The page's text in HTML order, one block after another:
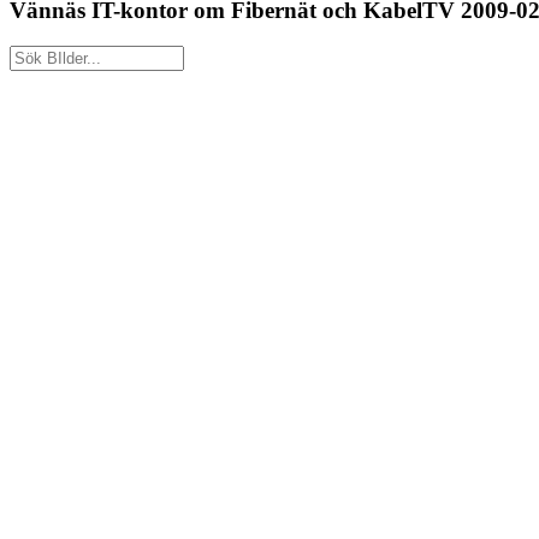
Vännäs IT-kontor om Fibernät och KabelTV 2009-